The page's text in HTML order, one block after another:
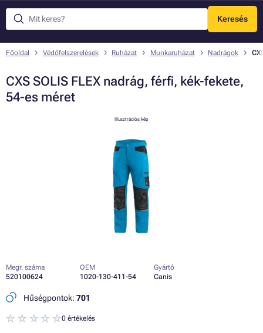
Keresés
Menü
Főoldal Védőfelszerelések Ruházat Munkaruházat Nadrágok
CXS SOLIS FLEX nadrág, férfi, kék-fekete,
54-es méret
Illusztrációs kép
Megr. száma
520100624
OEM
1020-130-411-54
Gyártó
Canis
Hűségpontok: 701
0 értékelés